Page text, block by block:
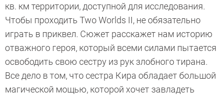
кв. км территории, доступной для исследования.
Чтобы проходить Two Worlds II, не обязательно
играть в приквел. Сюжет расскажет нам историю
отважного героя, который всеми силами пытается
освободить свою сестру из рук злобного тирана.
Все дело в том, что сестра Кира обладает большой
магической мощью, которой хочет завладеть